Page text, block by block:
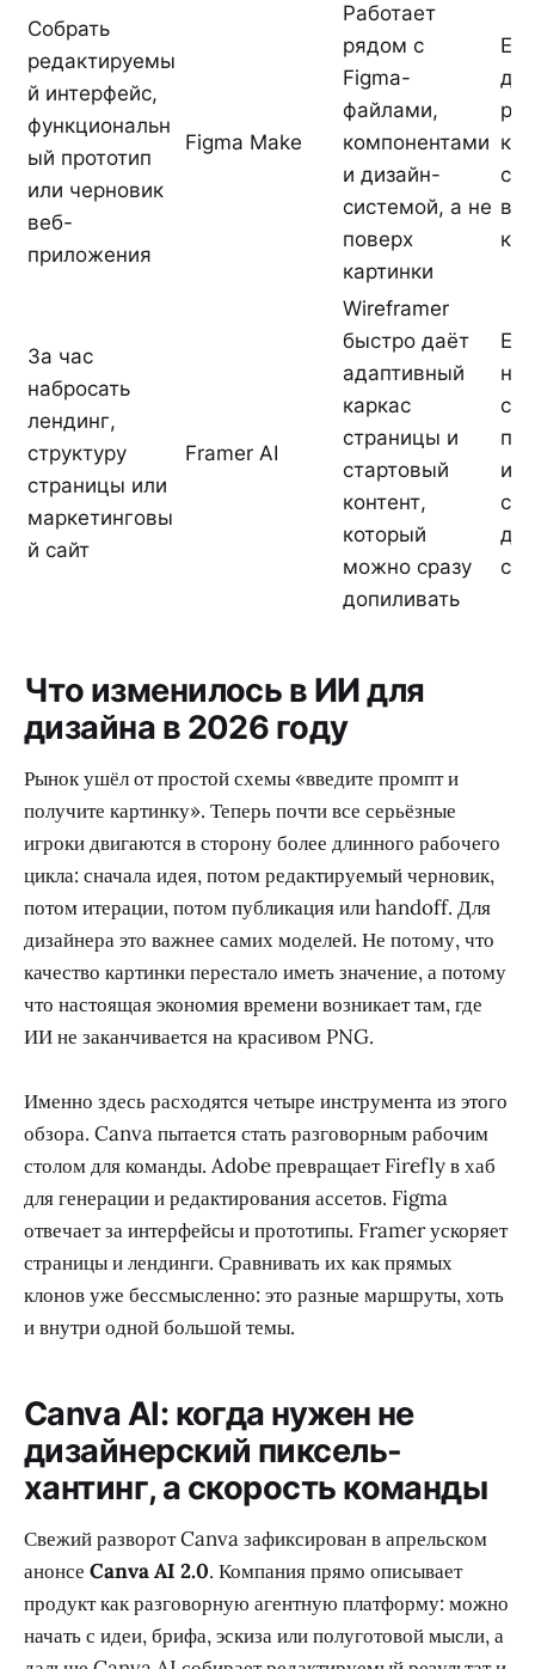
Собрать
редактируемы
й интерфейс,
функциональн
ый прототип
или черновик
веб-
приложения
Figma Make
Работает
рядом с
Figma-
файлами,
компонентами
и дизайн-
системой, а не
поверх
картинки
За час
набросать
лендинг,
структуру
страницы или
маркетинговы
й сайт
Framer AI
Wireframer
быстро даёт
адаптивный
каркас
страницы и
стартовый
контент,
который
можно сразу
допиливать
Что изменилось в ИИ для
дизайна в 2026 году
Рынок ушёл от простой схемы «введите промпт и
получите картинку». Теперь почти все серьёзные
игроки двигаются в сторону более длинного рабочего
цикла: сначала идея, потом редактируемый черновик,
потом итерации, потом публикация или handoff. Для
дизайнера это важнее самих моделей. Не потому, что
качество картинки перестало иметь значение, а потому
что настоящая экономия времени возникает там, где
ИИ не заканчивается на красивом PNG.
Именно здесь расходятся четыре инструмента из этого
обзора. Canva пытается стать разговорным рабочим
столом для команды. Adobe превращает Firefly в хаб
для генерации и редактирования ассетов. Figma
отвечает за интерфейсы и прототипы. Framer ускоряет
страницы и лендинги. Сравнивать их как прямых
клонов уже бессмысленно: это разные маршруты, хоть
и внутри одной большой темы.
Canva AI: когда нужен не
дизайнерский пиксель-
хантинг, а скорость команды
Свежий разворот Canva зафиксирован в апрельском
анонсе Canva AI 2.0. Компания прямо описывает
продукт как разговорную агентную платформу: можно
начать с идеи, брифа, эскиза или полуготовой мысли, а